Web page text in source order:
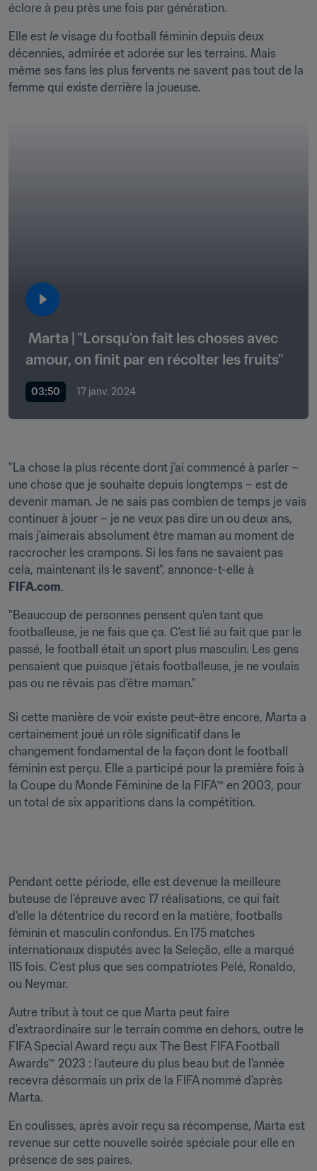
éclore à peu près une fois par génération.
Elle est le visage du football féminin depuis deux
décennies, admirée et adorée sur les terrains. Mais
même ses fans les plus fervents ne savent pas tout de la
femme qui existe derrière la joueuse.
Marta | "Lorsqu'on fait les choses avec
amour, on finit par en récolter les fruits"
03:50 17 janv. 2024
"La chose la plus récente dont j'ai commencé à parler –
une chose que je souhaite depuis longtemps – est de
devenir maman. Je ne sais pas combien de temps je vais
continuer à jouer – je ne veux pas dire un ou deux ans,
mais j'aimerais absolument être maman au moment de
raccrocher les crampons. Si les fans ne savaient pas
FIFA.com.
"Beaucoup de personnes pensent qu'en tant que
footballeuse, je ne fais que ça. C'est lié au fait que par le
passé, le football était un sport plus masculin. Les gens
pensaient que puisque j'étais footballeuse, je ne voulais
pas ou ne rêvais pas d'être maman."
Si cette manière de voir existe peut-être encore, Marta a
certainement joué un rôle significatif dans le
changement fondamental de la façon dont le football
féminin est perçu. Elle a participé pour la première fois à
la Coupe du Monde Féminine de la FIFA™ en 2003, pour
un total de six apparitions dans la compétition.
Pendant cette période, elle est devenue la meilleure
buteuse de l'épreuve avec 17 réalisations, ce qui fait
d'elle la détentrice du record en la matière, footballs
féminin et masculin confondus. En 175 matches
internationaux disputés avec la Seleção, elle a marqué
115 fois. C'est plus que ses compatriotes Pelé, Ronaldo,
ou Neymar.
Autre tribut à tout ce que Marta peut faire
d'extraordinaire sur le terrain comme en dehors, outre le
FIFA Special Award reçu aux The Best FIFA Football
Awards™ 2023 : l'auteure du plus beau but de l'année
recevra désormais un prix de la FIFA nommé d'après
Marta.
En coulisses, après avoir reçu sa récompense, Marta est
revenue sur cette nouvelle soirée spéciale pour elle en
présence de ses paires.